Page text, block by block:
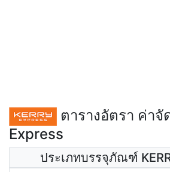
ตารางอัตรา ค่าจั
Express
ประเภทบรรจุภัณฑ์